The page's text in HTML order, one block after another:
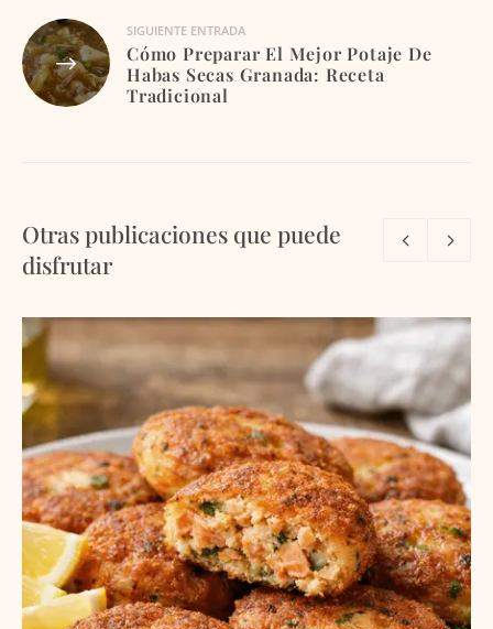
SIGUIENTE ENTRADA
Cómo Preparar El Mejor Potaje De
Habas Secas Granada: Receta
Tradicional
Otras publicaciones que puede
disfrutar